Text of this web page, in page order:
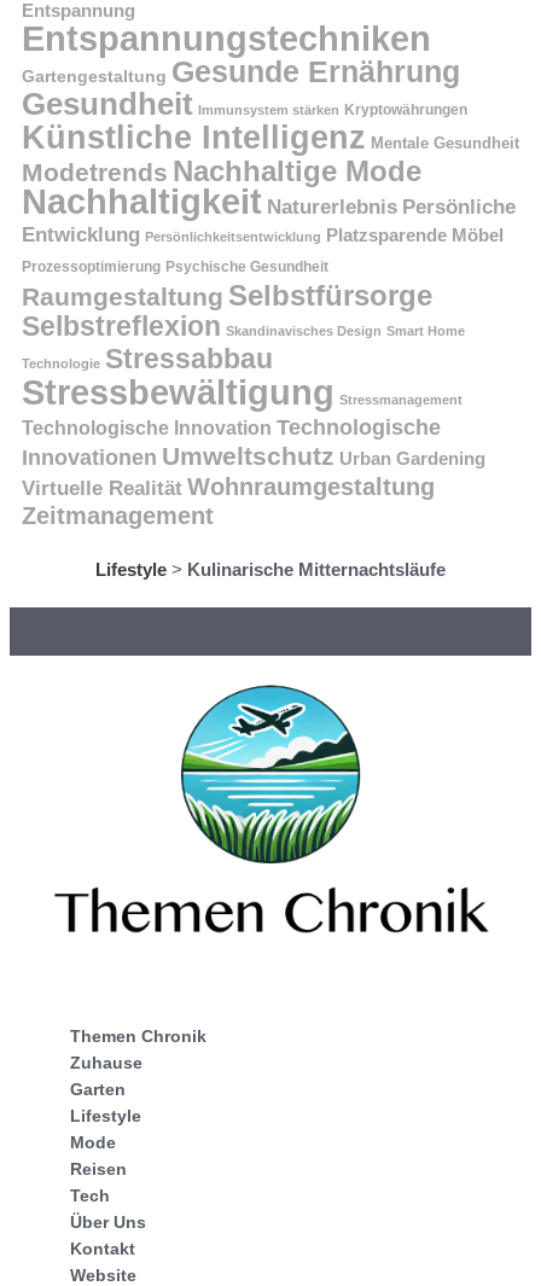
Entspannung
Entspannungstechniken
Gartengestaltung Gesunde Ernährung
Gesundheit Immunsystem stärken Kryptowährungen
Künstliche Intelligenz Mentale Gesundheit
Modetrends Nachhaltige Mode
Nachhaltigkeit Naturerlebnis Persönliche
Entwicklung Persönlichkeitsentwicklung Platzsparende Möbel
Prozessoptimierung Psychische Gesundheit
Raumgestaltung Selbstfürsorge
Selbstreflexion Skandinavisches Design Smart Home
Technologie Stressabbau
Stressbewältigung Stressmanagement
Technologische Innovation Technologische
Innovationen Umweltschutz Urban Gardening
Virtuelle Realität Wohnraumgestaltung
Zeitmanagement
Lifestyle > Kulinarische Mitternachtsläufe
Themen Chronik
Zuhause
Garten
Lifestyle
Mode
Reisen
Tech
Über Uns
Kontakt
Website